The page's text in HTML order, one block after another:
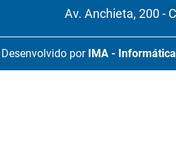
Av. Anchieta, 200 -
Desenvolvido por IMA -